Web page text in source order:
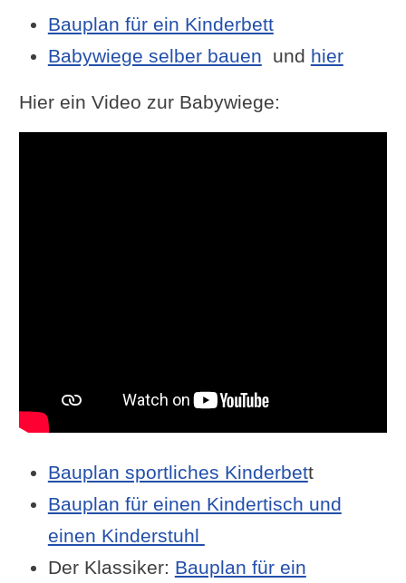
Bauplan für ein Kinderbett
Babywiege selber bauen und hier
Hier ein Video zur Babywiege:
Bauplan sportliches Kinderbett
Bauplan für einen Kindertisch und
einen Kinderstuhl
Der Klassiker: Bauplan für ein